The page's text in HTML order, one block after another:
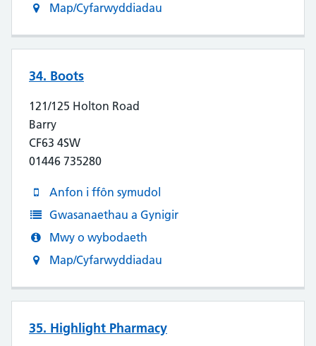
Map/Cyfarwyddiadau
34. Boots
121/125 Holton Road
Barry
CF63 4SW
01446 735280
Anfon i ffôn symudol
Gwasanaethau a Gynigir
Mwy o wybodaeth
Map/Cyfarwyddiadau
35. Highlight Pharmacy